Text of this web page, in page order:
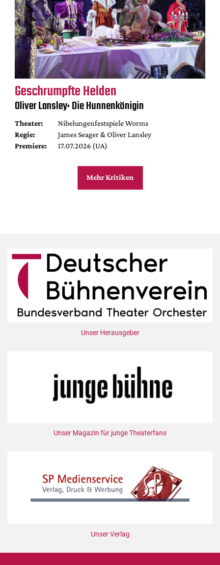
Geschrumpfte Helden
Oliver Lansley: Die Hunnenkönigin
Theater:
Nibelungenfestspiele Worms
Regie:
James Seager & Oliver Lansley
Premiere:
17.07.2026 (UA)
Mehr Kritiken
Unser Herausgeber
Unser Magazin für junge Theaterfans
Unser Verlag